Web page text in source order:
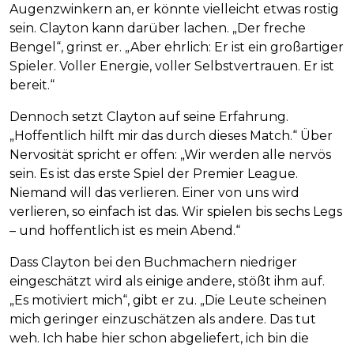
Augenzwinkern an, er könnte vielleicht etwas rostig
sein. Clayton kann darüber lachen. „Der freche
Bengel“, grinst er. „Aber ehrlich: Er ist ein großartiger
Spieler. Voller Energie, voller Selbstvertrauen. Er ist
bereit.“
Dennoch setzt Clayton auf seine Erfahrung.
„Hoffentlich hilft mir das durch dieses Match.“ Über
Nervosität spricht er offen: „Wir werden alle nervös
sein. Es ist das erste Spiel der Premier League.
Niemand will das verlieren. Einer von uns wird
verlieren, so einfach ist das. Wir spielen bis sechs Legs
– und hoffentlich ist es mein Abend.“
Dass Clayton bei den Buchmachern niedriger
eingeschätzt wird als einige andere, stößt ihm auf.
„Es motiviert mich“, gibt er zu. „Die Leute scheinen
mich geringer einzuschätzen als andere. Das tut
weh. Ich habe hier schon abgeliefert, ich bin die